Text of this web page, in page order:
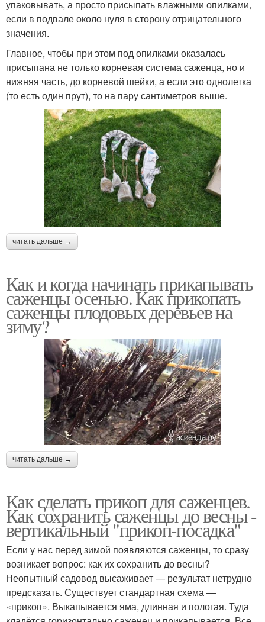
упаковывать, а просто присыпать влажными опилками,
если в подвале около нуля в сторону отрицательного
значения.
Главное, чтобы при этом под опилками оказалась
присыпана не только корневая система саженца, но и
нижняя часть, до корневой шейки, а если это однолетка
(то есть один прут), то на пару сантиметров выше.
читать дальше →
Как и когда начинать прикапывать
саженцы осенью. Как прикопать
саженцы плодовых деревьев на
зиму?
читать дальше →
Как сделать прикоп для саженцев.
Как сохранить саженцы до весны -
вертикальный "прикоп-посадка"
Если у нас перед зимой появляются саженцы, то сразу
возникает вопрос: как их сохранить до весны?
Неопытный садовод высаживает — результат нетрудно
предсказать. Существует стандартная схема —
«прикоп». Выкапывается яма, длинная и пологая. Туда